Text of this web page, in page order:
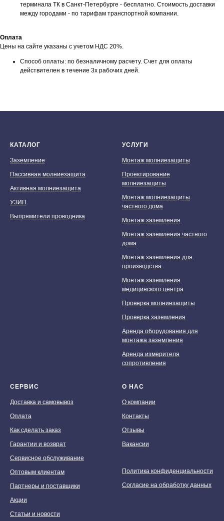
терминала ТК в Санкт-Петербурге - бесплатно. Стоимость доставки
между городами - по тарифам транспортной компании.
Оплата
Цены на сайте указаны с учетом НДС 20%.
Способ оплаты: по безналичному расчету. Счет для оплаты
действителен в течение 3х рабочих дней.
КАТАЛОГ
Заземление
Пассивная молниезащита
Активная молниезащита
УЗИП
Выпрямители проводника
УСЛУГИ
Монтаж молниезащиты
Проектирование
молниезащиты
Монтаж молниезащиты
частного дома
Монтаж заземления
Монтаж заземления частного
дома
Монтаж заземления для
производства
Монтаж заземления
медицинского центра
Проверка молниезащиты
Проверка заземления
Аренда оборудования для
монтажа заземления
Аренда измерителя
сопротивления
СЕРВИС
Доставка и самовывоз
Оплата
Как сделать заказ
Гарантии и возврат
Сервисное обслуживание
Оптовым клиентам
Партнеры и поставщики
Акции
Статьи и новости
О НАС
О компании
Контакты
Отзывы
Вакансии
Политика конфиденциальности
Согласие на обработку данных